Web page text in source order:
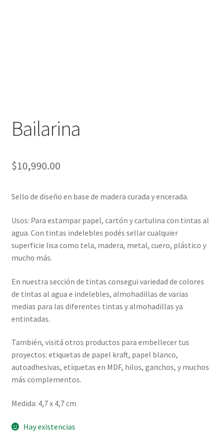
Cambios y devoluciones
Bailarina
$10,990.00
Sello de diseño en base de madera curada y encerada.
Usos: Para estampar papel, cartón y cartulina con tintas al
agua. Con tintas indelebles podés sellar cualquier
superficie lisa como tela, madera, metal, cuero, plástico y
mucho más.
En nuestra sección de tintas consegui variedad de colores
de tintas al agua e indelebles, almohadillas de varias
medias para las diferentes tintas y almohadillas ya
entintadas.
También, visitá otros productos para embellecer tus
proyectos: etiquetas de papel kraft, papel blanco,
autoadhesivas, etiquetas en MDF, hilos, ganchos, y muchos
más complementos.
Medida: 4,7 x 4,7 cm
Hay existencias